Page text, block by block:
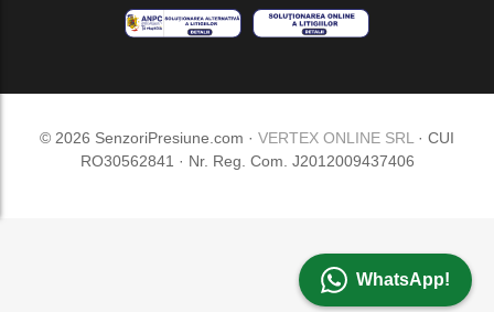
WhatsApp!
© 2026 SenzoriPresiune.com · VERTEX ONLINE SRL · CUI
RO30562841 · Nr. Reg. Com. J2012009437406